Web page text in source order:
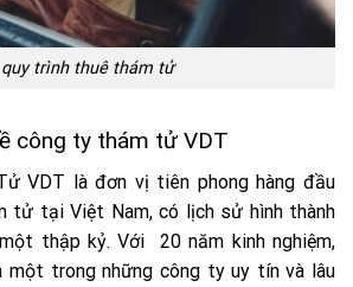
quy trình thuê thám tử
công ty thám tử VDT
VDT là đơn vị tiên phong hàng đầu
tử tại Việt Nam, có lịch sử hình thành
thập kỷ. Với 20 năm kinh nghiệm,
một trong những công ty uy tín và lâu